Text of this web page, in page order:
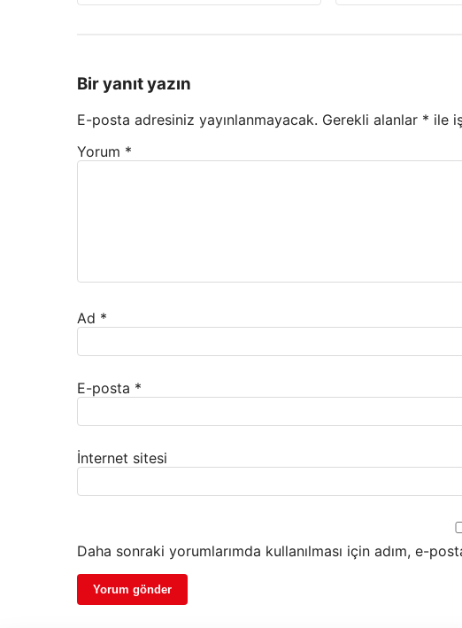
Bir yanıt yazın
E-posta adresiniz yayınlanmayacak. Gerekli alanlar * ile
Yorum *
Ad *
E-posta *
İnternet sitesi
Daha sonraki yorumlarımda kullanılması için adım, e-